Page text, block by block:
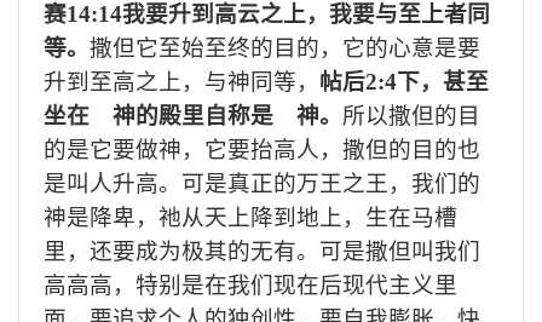
赛14:14我要升到高云之上，我要与至上者同
等。 撒但它至始至终的目的，它的心意是要
升到至高之上，与神同等， 帖后2:4下，甚至
坐在 神的殿里自称是 神。 所以撒但的目
的是它要做神，它要抬高人，撒但的目的也
是叫人升高。可是真正的万王之王，我们的
神是降卑，祂从天上降到地上，生在马槽
里，还要成为极其的无有。可是撒但叫我们
高高高，特别是在我们现在后现代主义里